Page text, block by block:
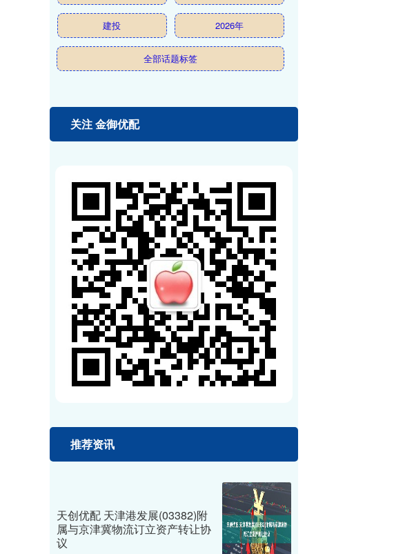
建投 2026年
全部话题标签
关注 金御优配
推荐资讯
天创优配 天津港发展(03382)附
属与京津冀物流订立资产转让协
议